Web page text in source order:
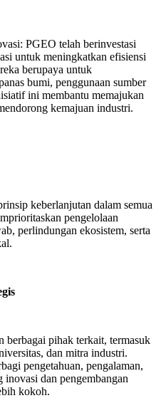
PGEO telah berinvestasi
untuk meningkatkan efisiensi
berupaya untuk
bumi, penggunaan sumber
ini membantu memajukan
kemajuan industri.
keberlanjutan dalam semua
pengelolaan
perlindungan ekosistem, serta
berbagai pihak terkait, termasuk
dan mitra industri.
pengetahuan, pengalaman,
inovasi dan pengembangan
kokoh.